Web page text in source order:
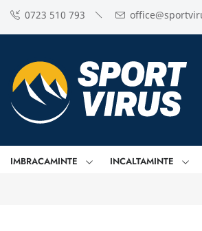
0723 510 793
IMBRACAMINTE INCALTAMINTE